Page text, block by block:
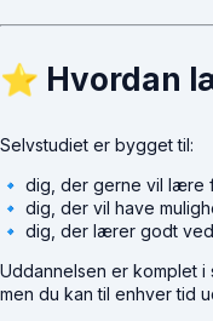
⭐ Hvordan
Selvstudiet er bygget til:
🔹 dig, der gerne vil lære
🔹 dig, der vil have
🔹 dig, der lærer godt
Uddannelsen er komplet i
men du kan til enhver tid